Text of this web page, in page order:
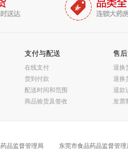
支付与配送
在线支付
货到付款
配送时间和范围
商品验货及签收
售
退换
退换
退款
发票
品监督管理局 东莞市食品药品监督管理